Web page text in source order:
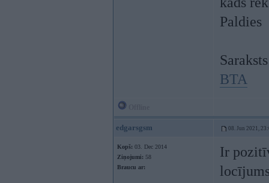
Paldies
BTA
edgarsgsm 08. Jun 2021,
Kopš: 03. Dec 2014
Ziņojumi: 58
Braucu ar:
Ir